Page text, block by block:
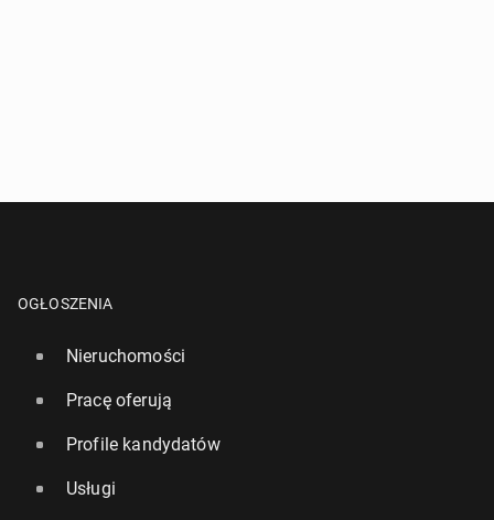
OGŁOSZENIA
Nieruchomości
Pracę oferują
Profile kandydatów
Usługi